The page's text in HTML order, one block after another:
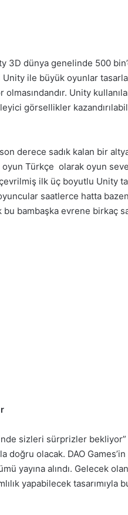
3D dünya genelinde 500
Unity ile büyük oyunlar
Unity
görsellikler
derece sadık kalan bir
Türkçe olarak oyun
ilk üç boyutlu Unity
saatlerce hatta
bambaşka evrene birkaç
sizleri sürprizler
doğru olacak. DAO
yayına alındı. Gelecek
yapabilecek tasarımıyla